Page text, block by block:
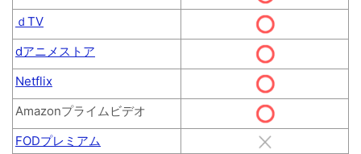
ｄTV
dアニメストア
Netflix
Amazonプライムビデオ
FODプレミアム